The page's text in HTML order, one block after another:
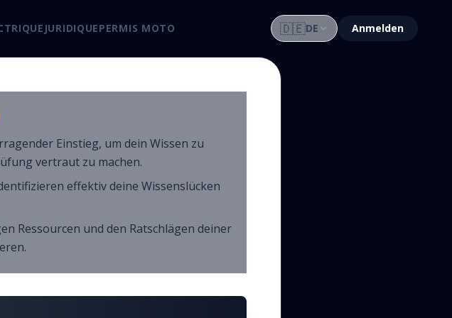
JURIDIQUEPERMIS MOTO 🇩🇪DE Anmelden
Einstieg, um dein Wissen zu
vertraut zu machen.
effektiv deine Wissenslücken
Ressourcen und den Ratschlägen deiner